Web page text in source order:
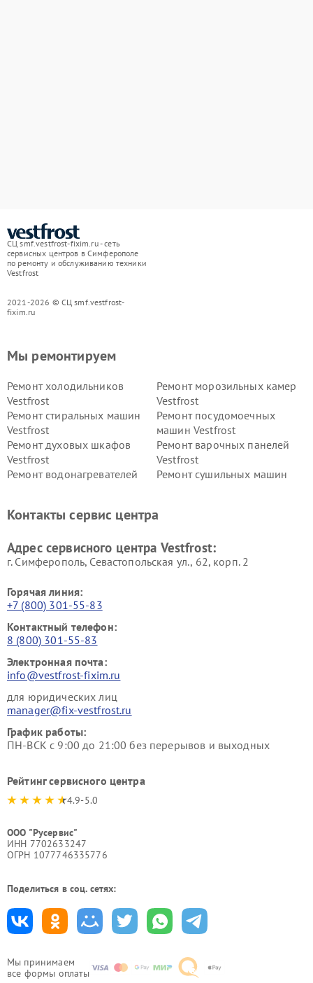
СЦ smf.vestfrost-fixim.ru - сеть
сервисных центров в Симферополе
по ремонту и обслуживанию техники
Vestfrost
2021-2026 © СЦ smf.vestfrost-
fixim.ru
Мы принимаем
все формы оплаты
Мы ремонтируем
Ремонт холодильников
Vestfrost
Ремонт морозильных камер
Vestfrost
Ремонт стиральных машин
Vestfrost
Ремонт посудомоечных
машин Vestfrost
Ремонт духовых шкафов
Vestfrost
Ремонт варочных панелей
Vestfrost
Ремонт водонагревателей
Ремонт сушильных машин
Vestfrost
Контакты сервис центра
Адрес сервисного центра Vestfrost:
г. Симферополь, Севастопольская ул., 62, корп. 2
Горячая линия:
+7 (800) 301-55-83
Контактный телефон:
8 (800) 301-55-83
Электронная почта:
info@vestfrost-fixim.ru
для юридических лиц
manager@fix-vestfrost.ru
График работы:
ПН-ВСК с 9:00 до 21:00 без перерывов и выходных
Рейтинг сервисного центра
4.9-5.0
ООО "Русервис"
ИНН 7702633247
ОГРН 1077746335776
Поделиться в соц. сетях: